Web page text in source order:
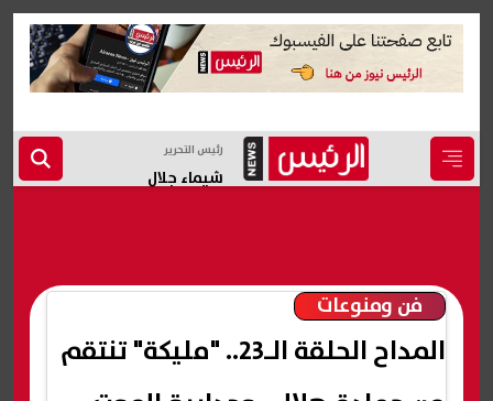
رئيس التحرير
شيماء جلال
فن ومنوعات
المداح الحلقة الـ23.. "مليكة" تنتقم